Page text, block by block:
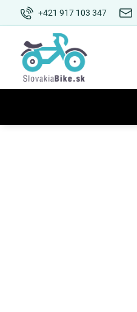
+421 917 103 347